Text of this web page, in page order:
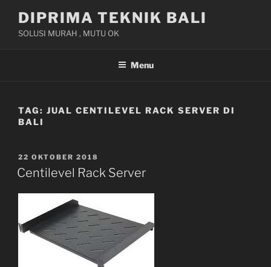
content
DIPRIMA TEKNIK BALI
SOLUSI MURAH , MUTU OK
Menu
TAG: JUAL CENTILEVEL RACK SERVER DI
BALI
POSTED
ON
22 OKTOBER 2018
Centilevel Rack Server